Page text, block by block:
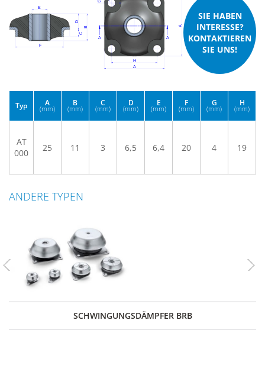
SIE HABEN
INTERESSE?
KONTAKTIEREN
SIE UNS!
Typ A
(mm)
B
(mm)
C
(mm)
D
(mm)
E
(mm)
F
(mm)
G
(mm)
H
(mm)
AT
000
25 11 3 6,5 6,4 20 4 19
ANDERE TYPEN
SCHWINGUNGSDÄMPFER BRB
Previous Next